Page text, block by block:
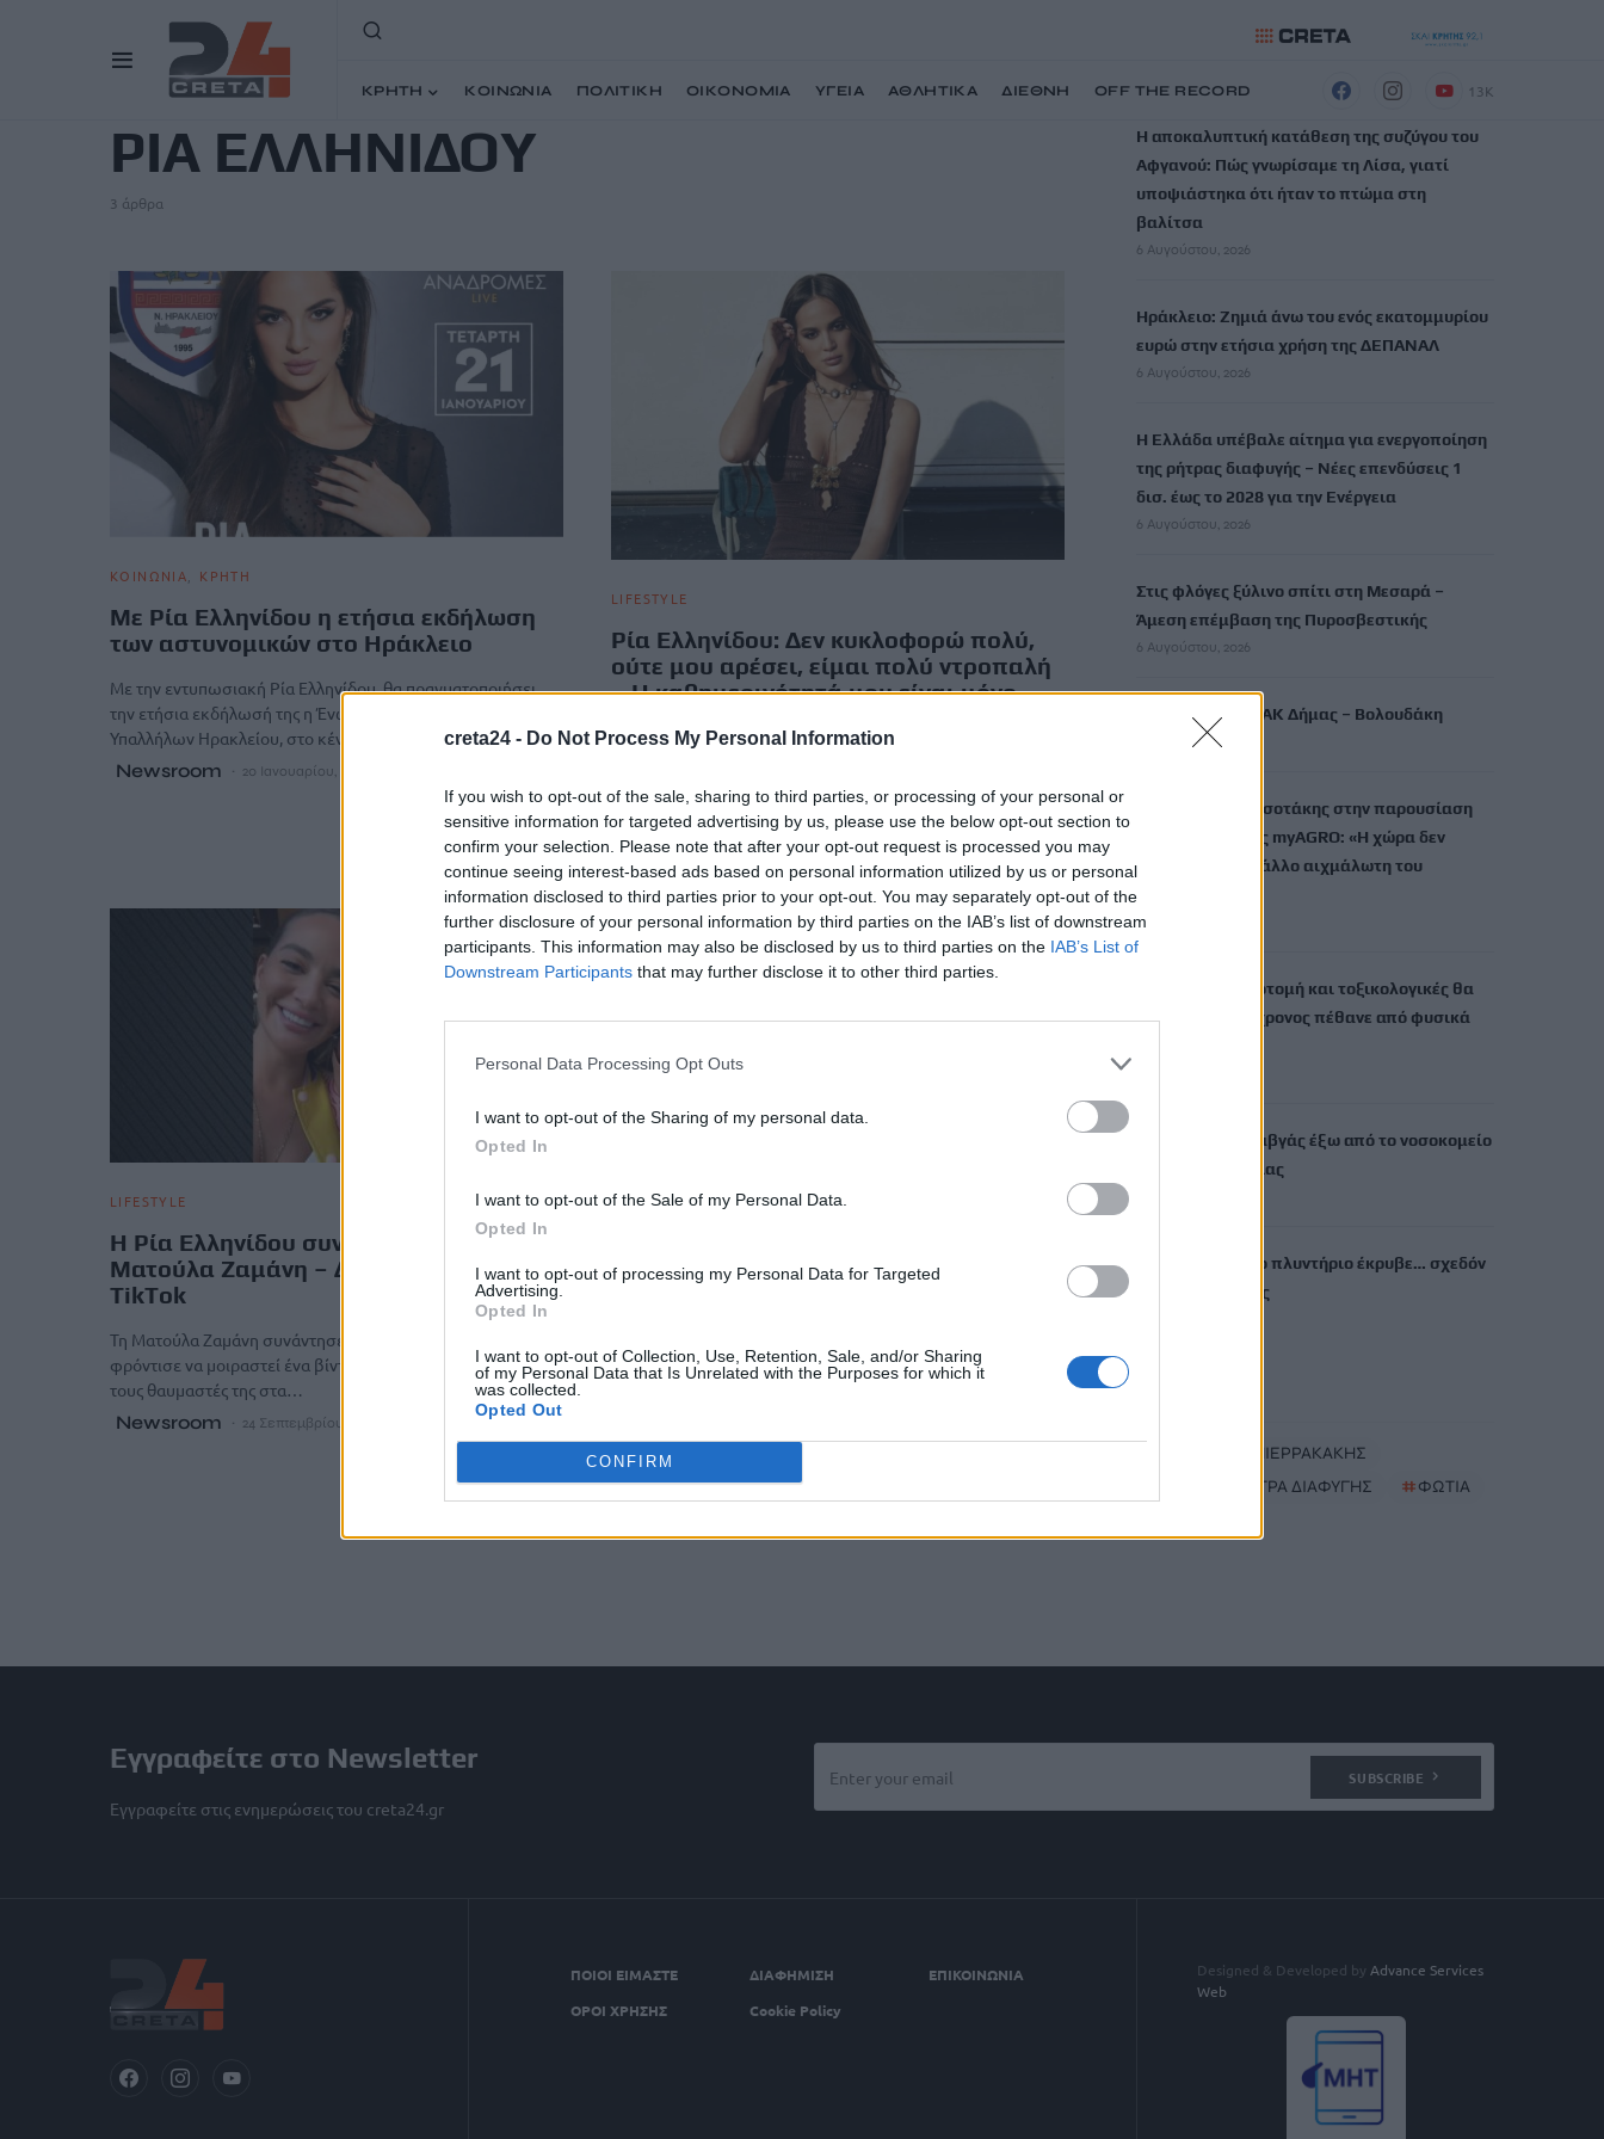
creta24 - Do Not Process My Personal Information
If you wish to opt-out of the sale, sharing to third parties, or processing of your personal or
sensitive information for targeted advertising by us, please use the below opt-out section to
confirm your selection. Please note that after your opt-out request is processed you may
continue seeing interest-based ads based on personal information utilized by us or personal
information disclosed to third parties prior to your opt-out. You may separately opt-out of the
further disclosure of your personal information by third parties on the IAB’s list of downstream
participants. This information may also be disclosed by us to third parties on the IAB’s List of
Downstream Participants that may further disclose it to other third parties.
Personal Data Processing Opt Outs
I want to opt-out of the Sharing of my personal data.
Opted In
I want to opt-out of the Sale of my Personal Data.
Opted In
I want to opt-out of processing my Personal Data for Targeted
Advertising.
Opted In
I want to opt-out of Collection, Use, Retention, Sale, and/or Sharing
of my Personal Data that Is Unrelated with the Purposes for which it
was collected.
Opted Out
CONFIRM
ΚΡΗΤΗ ΚΟΙΝΩΝΙΑ ΠΟΛΙΤΙΚΗ ΟΙΚΟΝΟΜΙΑ ΥΓΕΙΑ ΑΘΛΗΤΙΚΑ ΔΙΕΘΝΗ OFF THE RECORD 13K
ΡΙΑ ΕΛΛΗΝΙΔΟΥ
3 άρθρα
ΚΟΙΝΩΝΙΑ ΚΡΗΤΗ
Με Ρία Ελληνίδου η ετήσια εκδήλωση
των αστυνομικών στο Ηράκλειο
Με την εντυπωσιακή Ρία Ελληνίδου, θα πραγματοποιήσει
την ετήσια εκδήλωσή της η Ένωση Αστυνομικών
Υπαλλήλων Ηρακλείου, στο κέντρο…
Newsroom 20 Ιανουαρίου, 2026
LIFESTYLE
Ρία Ελληνίδου: Δεν κυκλοφορώ πολύ,
ούτε μου αρέσει, είμαι πολύ ντροπαλή
– Η καθημερινότητά μου είναι μόνο
σκηνής, η Ρία Ελληνίδου, μίλησε στην εκπομπή «Direct» και
τον…
Newsroom 5 Οκτωβρίου, 2025
LIFESTYLE
Η Ρία Ελληνίδου συνάντησε τη
Ματούλα Ζαμάνη – Δείτε το βίντεο στο
TikTok
Τη Ματούλα Ζαμάνη συνάντησε η Ρία Ελληνίδου και
φρόντισε να μοιραστεί ένα βίντεο από τη στιγμή εκείνη με
τους θαυμαστές της στα…
Newsroom 24 Σεπτεμβρίου, 2025
ΡΟΗ ΕΙΔΗΣΕΩΝ
Η αποκαλυπτική κατάθεση της συζύγου του
Αφγανού: Πώς γνωρίσαμε τη Λίσα, γιατί
υποψιάστηκα ότι ήταν το πτώμα στη
βαλίτσα
6 Αυγούστου, 2026
Ηράκλειο: Ζημιά άνω του ενός εκατομμυρίου
ευρώ στην ετήσια χρήση της ΔΕΠΑΝΑΛ
6 Αυγούστου, 2026
Η Ελλάδα υπέβαλε αίτημα για ενεργοποίηση
της ρήτρας διαφυγής – Νέες επενδύσεις 1
δισ. έως το 2028 για την Ενέργεια
6 Αυγούστου, 2026
Στις φλόγες ξύλινο σπίτι στη Μεσαρά –
Άμεση επέμβαση της Πυροσβεστικής
6 Αυγούστου, 2026
Στα έργα του ΒΟΑΚ Δήμας – Βολουδάκη
6 Αυγούστου, 2026
Ο Κυριάκος Μητσοτάκης στην παρουσίαση
της πλατφόρμας myAGRO: «Η χώρα δεν
μπορεί να είναι άλλο αιχμάλωτη του
ρουσφετιού»
6 Αυγούστου, 2026
Μυστράς: Νεκροτομή και τοξικολογικές θα
δείξουν αν ο 90χρονος πέθανε από φυσικά
Χανιά: Άγριος καβγάς έξω από το νοσοκομείο
– Ένας τραυματίας
Θεσσαλονίκη: Το πλυντήριο έκρυβε… σχεδόν
ένα κιλό ηρωίνης
ΚΥΡΙΑΚΟΣ ΠΙΕΡΡΑΚΑΚΗΣ
ΕΘΝΙΚΗ ΡΗΤΡΑ ΔΙΑΦΥΓΗΣ #ΦΩΤΙΑ
Εγγραφείτε στο Newsletter
Εγγραφείτε στις ενημερώσεις του creta24.gr
SUBSCRIBE
ΠΟΙΟΙ ΕΙΜΑΣΤΕ ΔΙΑΦΗΜΙΣΗ
ΕΠΙΚΟΙΝΩΝΙΑ
ΟΡΟΙ ΧΡΗΣΗΣ
Cookie Policy
Designed & Developed by Advance Services
Web